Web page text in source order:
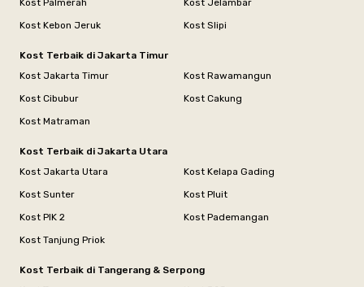
Kost Palmerah
Kost Jelambar
Kost Kebon Jeruk
Kost Slipi
Kost Terbaik di Jakarta Timur
Kost Jakarta Timur
Kost Rawamangun
Kost Cibubur
Kost Cakung
Kost Matraman
Kost Terbaik di Jakarta Utara
Kost Jakarta Utara
Kost Kelapa Gading
Kost Sunter
Kost Pluit
Kost PIK 2
Kost Pademangan
Kost Tanjung Priok
Kost Terbaik di Tangerang & Serpong